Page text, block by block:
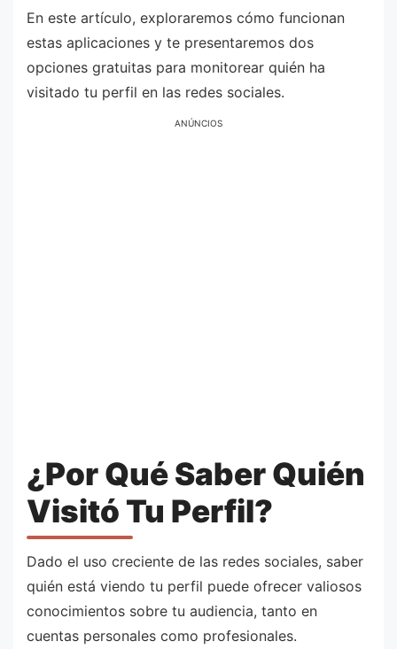
En este artículo, exploraremos cómo funcionan
estas aplicaciones y te presentaremos dos
opciones gratuitas para monitorear quién ha
visitado tu perfil en las redes sociales.
ANÚNCIOS
¿Por Qué Saber Quién
Visitó Tu Perfil?
Dado el uso creciente de las redes sociales, saber
quién está viendo tu perfil puede ofrecer valiosos
conocimientos sobre tu audiencia, tanto en
cuentas personales como profesionales.